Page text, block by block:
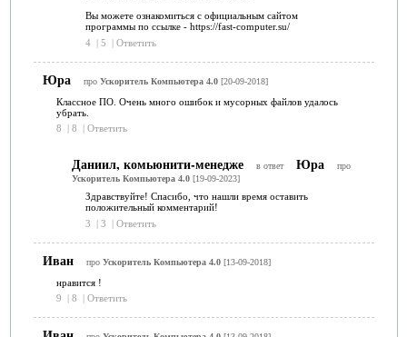
Вы можете ознакомиться с официальным сайтом
программы по ссылке - https://fast-computer.su/
4 | 5 | Ответить
Юра про Ускоритель Компьютера 4.0[20-09-2018]
Классное ПО. Очень много ошибок и мусорных файлов удалось
убрать.
8
| 8 | Ответить
Даниил, комьюнити-менедже в ответ Юра
про
Ускоритель Компьютера 4.0[19-09-2023]
Здравствуйте! Спасибо, что нашли время оставить
положительный комментарий!
3
| 3 | Ответить
Иван про Ускоритель Компьютера 4.0[13-09-2018]
нравится !
9
| 8 | Ответить